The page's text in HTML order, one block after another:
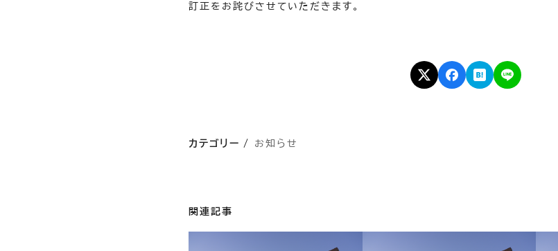
訂正をお詫びさせていただきます。
カテゴリー お知らせ
関連記事